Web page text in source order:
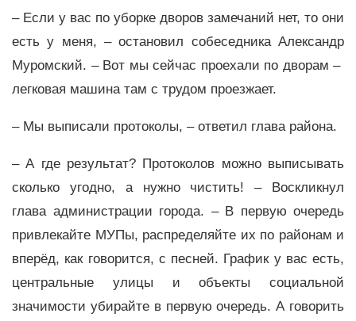
– Если у вас по уборке дворов замечаний нет, то они
есть у меня, – остановил собеседника Александр
Муромский. – Вот мы сейчас проехали по дворам –
легковая машина там с трудом проезжает.
– Мы выписали протоколы, – ответил глава района.
– А где результат? Протоколов можно выписывать
сколько угодно, а нужно чистить! – Воскликнул
глава администрации города. – В первую очередь
привлекайте МУПы, распределяйте их по районам и
вперёд, как говорится, с песней. График у вас есть,
центральные улицы и объекты социальной
значимости убирайте в первую очередь. А говорить